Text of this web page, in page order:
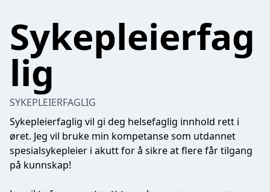
Sykepleierfag
lig
SYKEPLEIERFAGLIG
Sykepleierfaglig vil gi deg helsefaglig innhold rett i
øret. Jeg vil bruke min kompetanse som utdannet
spesialsykepleier i akutt for å sikre at flere får tilgang
på kunnskap!